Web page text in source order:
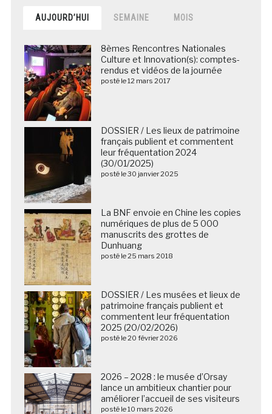
AUJOURD’HUI SEMAINE MOIS
8èmes Rencontres Nationales
Culture et Innovation(s): comptes-
rendus et vidéos de la journée
posté le 12 mars 2017
DOSSIER / Les lieux de patrimoine
français publient et commentent
leur fréquentation 2024
(30/01/2025)
posté le 30 janvier 2025
La BNF envoie en Chine les copies
numériques de plus de 5 000
manuscrits des grottes de
Dunhuang
posté le 25 mars 2018
DOSSIER / Les musées et lieux de
patrimoine français publient et
commentent leur fréquentation
2025 (20/02/2026)
posté le 20 février 2026
2026 – 2028 : le musée d’Orsay
lance un ambitieux chantier pour
améliorer l’accueil de ses visiteurs
posté le 10 mars 2026